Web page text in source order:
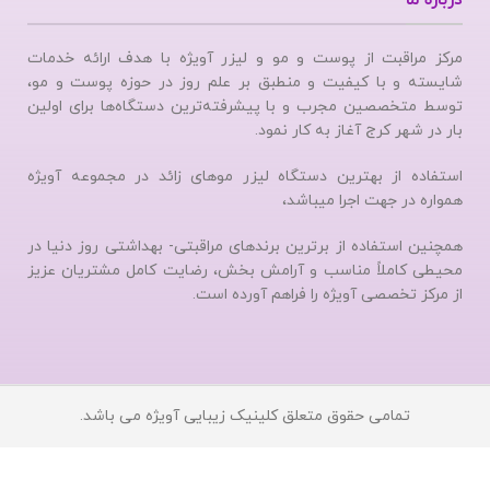
مرکز مراقبت از پوست و مو و لیزر آویژه با هدف ارائه خدمات
شایسته و با کیفیت و منطبق بر علم روز در حوزه پوست و مو،
توسط متخصصین مجرب و با پیشرفته‌ترین دستگاه‌ها برای اولین
بار در شهر کرج آغاز به کار نمود.
استفاده از بهترین دستگاه لیزر موهای زائد در مجموعه آویژه
همواره در جهت اجرا میباشد،
همچنین استفاده از برترین برندهای مراقبتی- بهداشتی روز دنیا در
محیطی کاملاً مناسب و آرامش بخش، رضایت کامل مشتریان عزیز
از مرکز تخصصی آویژه را فراهم آورده است.
تمامی حقوق متعلق کلینیک زیبایی آویژه می باشد.